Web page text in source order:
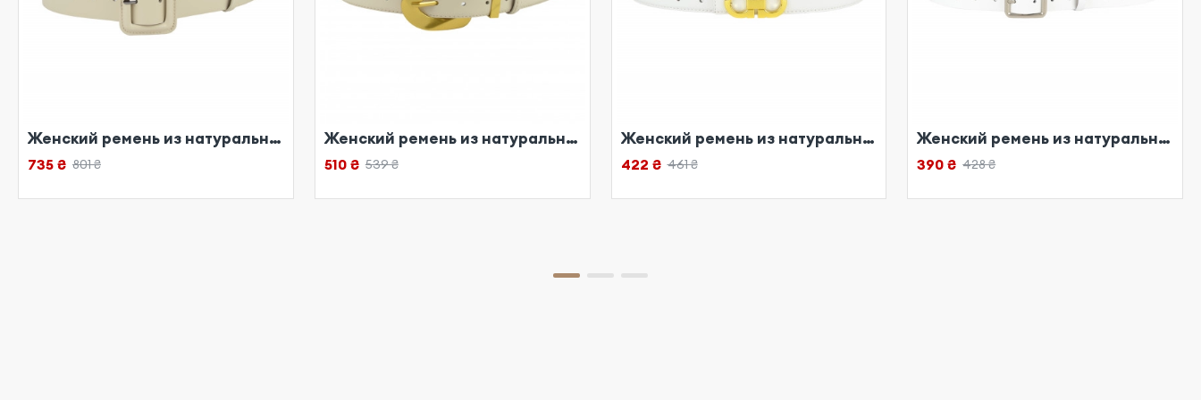
Женский ремень из натуральной кожи бежевый
735 ₴ 801 ₴
Женский ремень из натуральной кожи бежевый
510 ₴ 539 ₴
Женский ремень из натуральной кожи белый
422 ₴ 461 ₴
Женский ремень из натуральной кожи белый
390 ₴ 428 ₴